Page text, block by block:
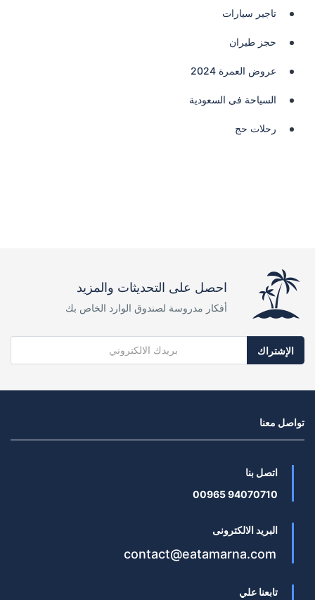
تاجير سيارات
حجز طيران
عروض العمرة 2024
السياحة فى السعودية
رحلات حج
احصل على التحديثات والمزيد
أفكار مدروسة لصندوق الوارد الخاص بك
الإشتراك
تواصل معنا
اتصل بنا
94070710 00965
البريد الالكترونى
contact@eatamarna.com
تابعنا علي